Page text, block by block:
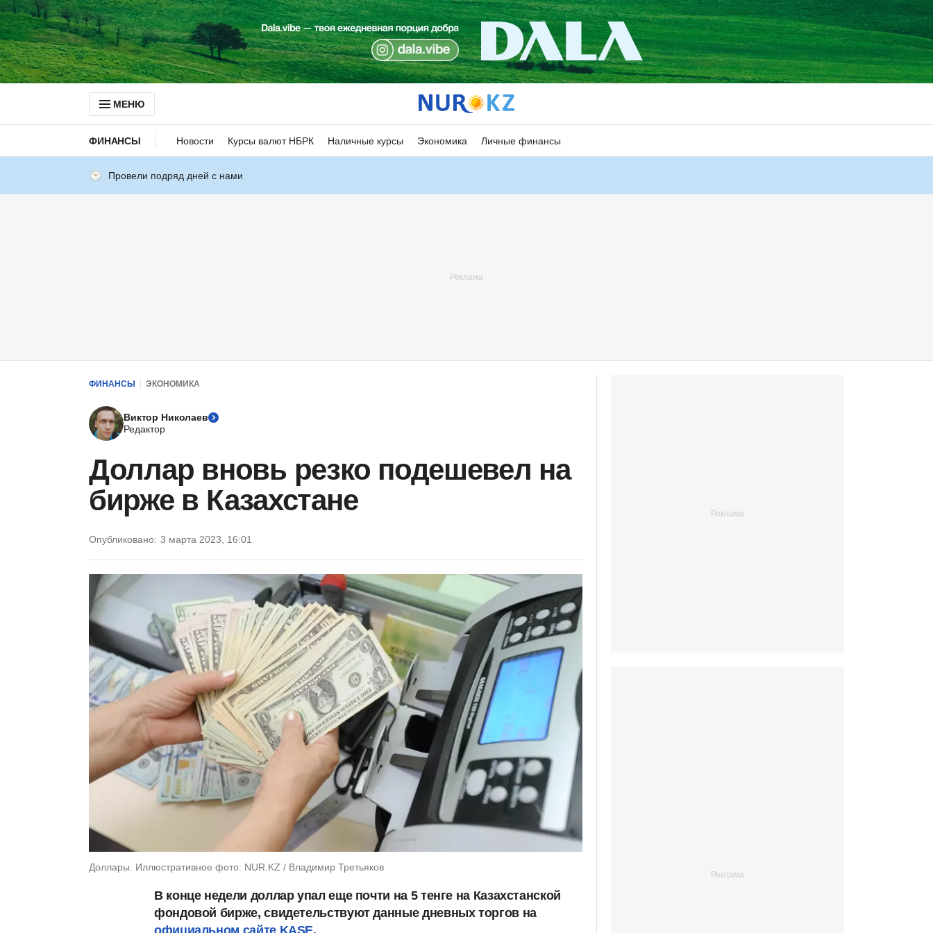
МЕНЮ
ФИНАНСЫ Новости Курсы валют НБРК Наличные курсы Экономика Личные финансы
Провели подряд дней с нами
ФИНАНСЫ ЭКОНОМИКА
Виктор Николаев
Редактор
Доллар вновь резко подешевел на
бирже в Казахстане
Опубликовано: 3 марта 2023, 16:01
Доллары. Иллюстративное фото: NUR.KZ / Владимир Третьяков
В конце недели доллар упал еще почти на 5 тенге на Казахстанской
фондовой бирже, свидетельствуют данные дневных торгов на
официальном сайте KASE.